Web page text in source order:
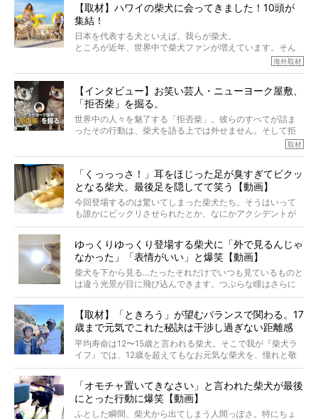
でも、いざそれぞれの個体を見ていくと、丈夫で病気にも
なりにくい、とは言えないような気もするのです。
実際に「病気にならない」などということはないし、飼い
主はそのためにやるべきことがある。
今回は、柴犬に関わる方たちすべてに読んで欲しい、ある
語でした。
※文章はご本人の了承を得て編集しています
※画像はすべてイメージです
※この記事は個人の感想であり、効果・効能を示すものではありません
【取材】ハワイの柴犬に会ってきました！10頭が
集結！
日本を代表する犬といえば、我らが柴犬。
ところが近年、世界中で柴犬ファンが増えています。そん
な中「柴犬ライフ」が目をつけたのは、南の楽園ハワイ。
そんな噂を聞きつけ、今回はハワイの柴犬たちを取材して
きました！
海外取材
【インタビュー】お笑い芸人・ニューヨーク屋敷、
「拒否柴」を掘る。
世界中の人々を魅了する「拒否柴」。彼らのすべてが詰ま
ったその行動は、柴犬を語る上では外せません。そして拒
否柴がここまで話題になるのは、“映える”ことも理由のひと
がるのでしょうか。
最近版画製作を始めた、お笑いコンビ「ニューヨーク」の
屋敷裕政さんに、拒否柴を掘っていただきました！ イン
タビューと合わせてご覧ください。
取材
「くっっっさ！」耳をほじった足が臭すぎてビクッ
となる柴犬。最後足を隠してて笑う【動画】
今回登場するのは驚いてしまった柴犬たち。そうはいって
も誰かにビックリさせられたとか、なにかアクシデントが
起きたとか、そういうことが原因ではありません。全ての
ゆっくりゆっくり登場する柴犬に「外で見るんじゃ
なかった」「表情がいい」と爆笑【動画】
柴犬を下から見る…たったそれだけでいつも見ているものと
は違う光景が目に飛び込んできます。つぶらな瞳はさらに
つぶらに見え、モフモフのお顔はさらにモフモフに見えま
【取材】「ときろう」が望むバランスで関わる。17
歳まで元気でこれた秘訣は干渉し過ぎない距離感
#38ときろう
平均寿命は12〜15歳と言われる柴犬。そこで我が『柴犬ラ
イフ』では、12歳を超えてもなお元気な柴犬を、憧れと敬
意を込めて“レジェンド柴”と呼んでいます。 この特集で
ォーカスし、その元気の秘訣や、老犬と暮らすうえで大切
だと思うことを、オーナーさんに語っていただきます。今
回登場してくれたのは、17歳のときろうくん。小さい頃か
「オモチャ置いてきなさい」と言われた柴犬が最後
にとった行動に爆笑【動画】
ふとした瞬間、柴犬から出てしまう人間っぽさ。特にちょ